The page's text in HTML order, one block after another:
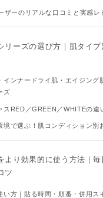
ザーのリアルな口コミと実感レ
リーズの選び方｜肌タイプ
インナードライ肌・エイジング
ズ
スRED／GREEN／WHITEの違
境で選ぶ！肌コンディション別
より効果的に使う方法｜
ツ
い方｜貼る時間・順番・併用ス